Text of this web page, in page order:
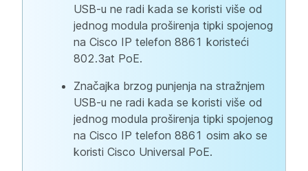
USB-u ne radi kada se koristi više od
jednog modula proširenja tipki spojenog
na Cisco IP telefon 8861 koristeći
802.3at PoE.
Značajka brzog punjenja na stražnjem
USB-u ne radi kada se koristi više od
jednog modula proširenja tipki spojenog
na Cisco IP telefon 8861 osim ako se
koristi Cisco Universal PoE.